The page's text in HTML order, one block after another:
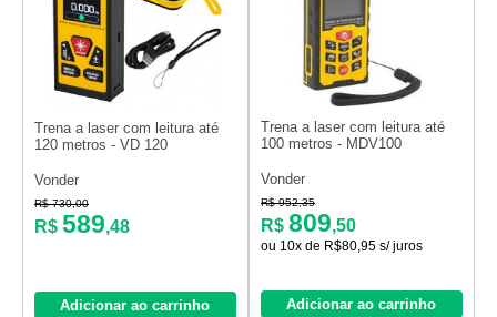
Trena a laser com leitura até
120 metros - VD 120
Vonder
R$ 730,00
R$ 589,48
Adicionar ao carrinho
Trena a laser com leitura até
100 metros - MDV100
Vonder
R$ 952,35
R$ 809,50
ou 10x de R$80,95 s/ juros
Adicionar ao carrinho